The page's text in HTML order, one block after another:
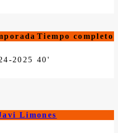
Tiempo completo
2025 40'
Limones